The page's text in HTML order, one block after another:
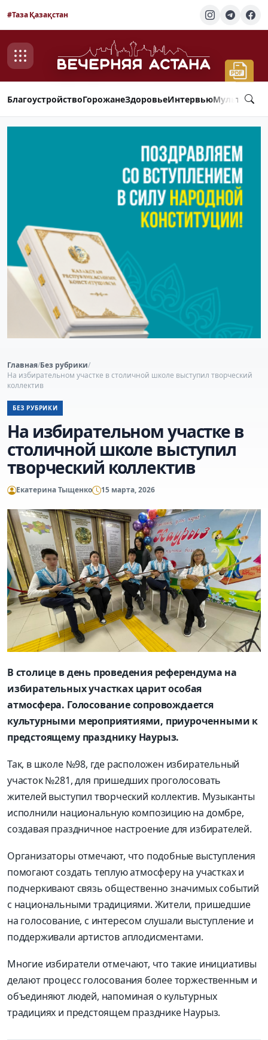
#Таза Қазақстан
БлагоустройствоГорожанеЗдоровьеИнтервью
Главная/Без рубрики/
На избирательном участке в столичной школе выступил творческий
коллектив
БЕЗ РУБРИКИ
На избирательном участке в
столичной школе выступил
творческий коллектив
Екатерина Тыщенко 15 марта, 2026
В столице в день проведения референдума на
избирательных участках царит особая
атмосфера. Голосование сопровождается
культурными мероприятиями, приуроченными к
предстоящему празднику Наурыз.
Так, в школе №98, где расположен избирательный
участок №281, для пришедших проголосовать
жителей выступил творческий коллектив. Музыканты
исполнили национальную композицию на домбре,
создавая праздничное настроение для избирателей.
Организаторы отмечают, что подобные выступления
помогают создать теплую атмосферу на участках и
подчеркивают связь общественно значимых событий
с национальными традициями. Жители, пришедшие
на голосование, с интересом слушали выступление и
поддерживали артистов аплодисментами.
Многие избиратели отмечают, что такие инициативы
делают процесс голосования более торжественным и
объединяют людей, напоминая о культурных
традициях и предстоящем празднике Наурыз.